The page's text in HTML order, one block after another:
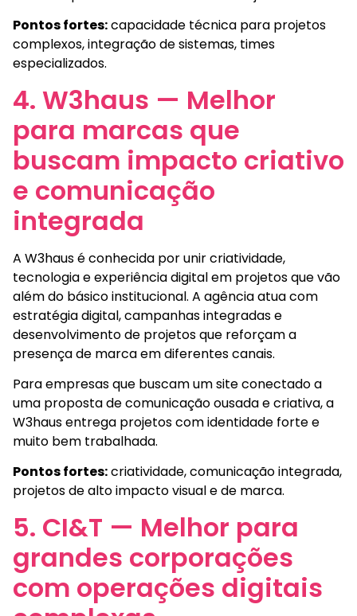
Pontos fortes:capacidade técnica para projetos
complexos, integração de sistemas, times
especializados.
4. W3haus — Melhor
para marcas que
buscam impacto criativo
e comunicação
integrada
A W3haus é conhecida por unir criatividade,
tecnologia e experiência digital em projetos que vão
além do básico institucional. A agência atua com
estratégia digital, campanhas integradas e
desenvolvimento de projetos que reforçam a
presença de marca em diferentes canais.
Para empresas que buscam um site conectado a
uma proposta de comunicação ousada e criativa, a
W3haus entrega projetos com identidade forte e
muito bem trabalhada.
Pontos fortes:criatividade, comunicação integrada,
projetos de alto impacto visual e de marca.
5. CI&T — Melhor para
grandes corporações
com operações digitais